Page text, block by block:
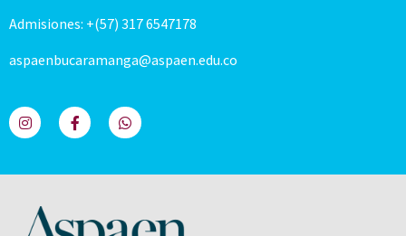
Admisiones: +(57) 317 6547178
aspaenbucaramanga@aspaen.edu.co